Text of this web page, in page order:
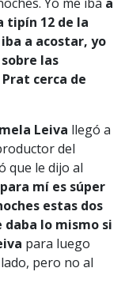
tipín 12 de la
a acostar, yo
sobre las
cerca de
Leiva llegó a
del
que le dijo al
mí es súper
estas dos
daba lo mismo si
para luego
pero no al